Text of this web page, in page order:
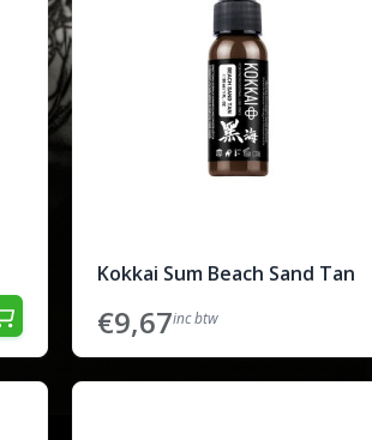
Kokkai Sum Beach Sand Tan
€9,67inc btw